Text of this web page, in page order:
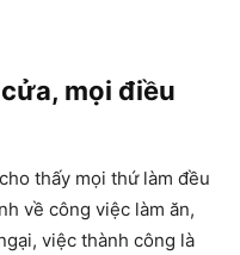
mọi điều
thấy mọi thứ làm đều
về công việc làm ăn,
việc thành công là